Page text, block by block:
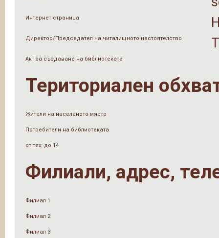
Интернет страница
Директор/Председател на читалищното настоятелство
Акт за създаване на библиотеката
Териториален
Жители на населеното място
Потребители на библиотеката
от тях: до 14
Филиали, адрес,
Филиал 1
Филиал 2
Филиал 3